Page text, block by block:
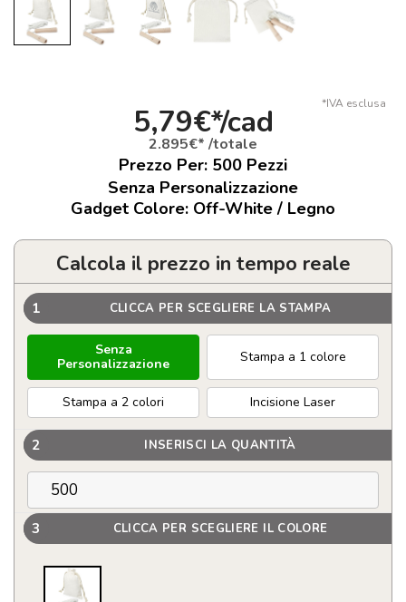
*IVA esclusa
5,79€*/cad
2.895€* /totale
Prezzo Per: 500 Pezzi
Senza Personalizzazione
Gadget Colore: Off-White / Legno
Calcola il prezzo in tempo reale
1 CLICCA PER SCEGLIERE LA STAMPA
Senza
Personalizzazione
Stampa a 1 colore
Stampa a 2 colori Incisione Laser
2 INSERISCI LA QUANTITÀ
3 CLICCA PER SCEGLIERE IL COLORE